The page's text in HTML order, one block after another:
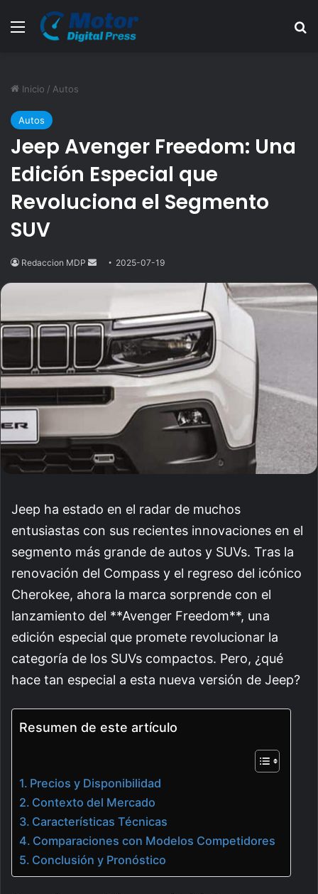
Menú
Inicio / Autos
Autos
Jeep Avenger Freedom: Una
Edición Especial que
Revoluciona el Segmento
SUV
Redaccion MDP
Send2025-07-19
Jeep ha estado en el radar de muchos
entusiastas con sus recientes innovaciones en el
segmento más grande de autos y SUVs. Tras la
renovación del Compass y el regreso del icónico
Cherokee, ahora la marca sorprende con el
lanzamiento del **Avenger Freedom**, una
edición especial que promete revolucionar la
categoría de los SUVs compactos. Pero, ¿qué
hace tan especial a esta nueva versión de Jeep?
Resumen de este artículo
Precios y Disponibilidad
Contexto del Mercado
Características Técnicas
Comparaciones con Modelos Competidores
Conclusión y Pronóstico